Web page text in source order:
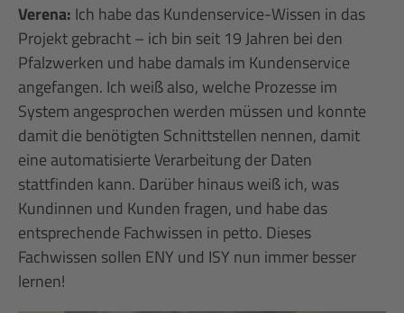
Verena: Ich habe das Kundenservice-Wissen in das
Projekt gebracht – ich bin seit 19 Jahren bei den
Pfalzwerken und habe damals im Kundenservice
angefangen. Ich weiß also, welche Prozesse im
System angesprochen werden müssen und konnte
damit die benötigten Schnittstellen nennen, damit
eine automatisierte Verarbeitung der Daten
stattfinden kann. Darüber hinaus weiß ich, was
Kundinnen und Kunden fragen, und habe das
entsprechende Fachwissen in petto. Dieses
Fachwissen sollen ENY und ISY nun immer besser
lernen!